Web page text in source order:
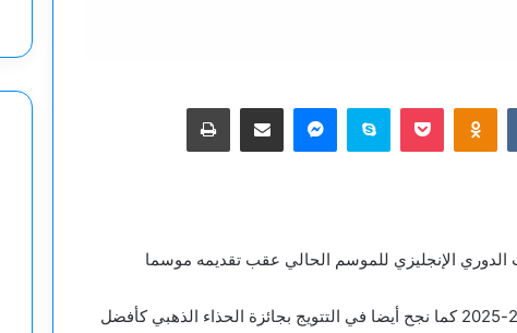
Odnoklassniki
‫Pocketسكايبماسنجرمشاركة عبر البريد طباعة
الإنجليزي للموسم الحالي عقب تقديمه موسما
وتوج صلاح بجائزة أفضل صانع أهداف في موسم 2024-2025 كما نجح أيضا في التتويج بجائزة الحذاء الذهبي كأفضل